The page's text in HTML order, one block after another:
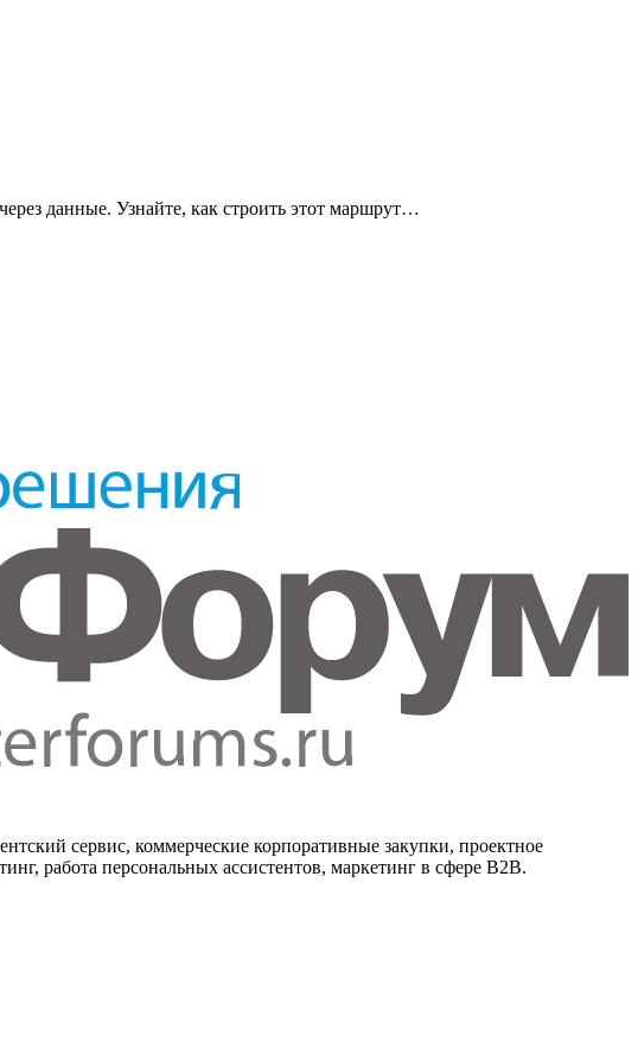
данные. Узнайте, как строить этот маршрут…
сервис, коммерческие корпоративные закупки, проектное
работа персональных ассистентов, маркетинг в сфере B2B.